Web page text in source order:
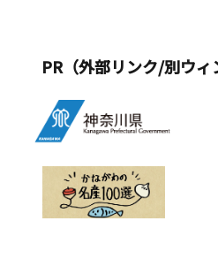
PR（外部リンク/別ウィ